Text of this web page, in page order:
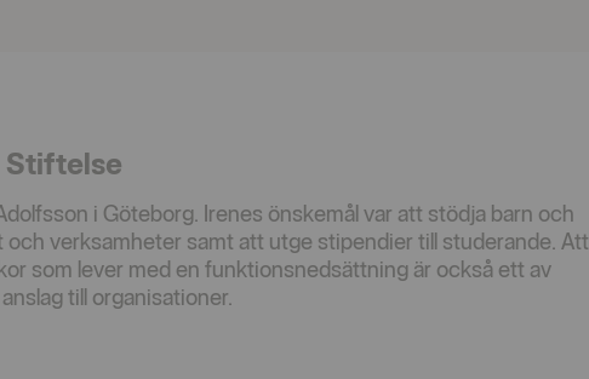
Stiftelse
i Göteborg. Irenes önskemål var att stödja barn och
och verksamheter samt att utge stipendier till studerande. Att
som lever med en funktionsnedsättning är också ett av
till organisationer.